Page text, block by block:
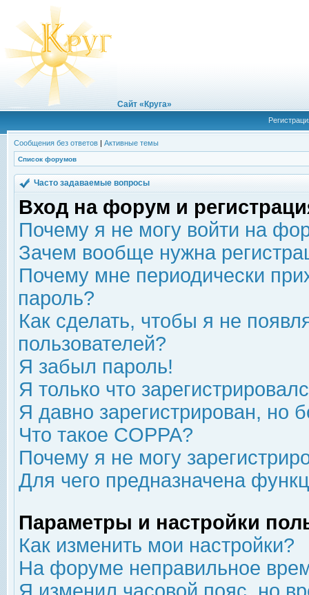
Сайт «Круга»
Сообщения без ответов | Активные темы
Список форумов
Часто задаваемые вопросы
Вход на форум и
Почему я не могу войти на
Зачем вообще нужна
Почему мне периодически
пароль?
Как сделать, чтобы я не
пользователей?
Я забыл пароль!
Я только что
Я давно зарегистрирован, но
Что такое COPPA?
Почему я не могу
Для чего предназначена
Параметры и настройки
Как изменить мои настройки?
На форуме неправильное